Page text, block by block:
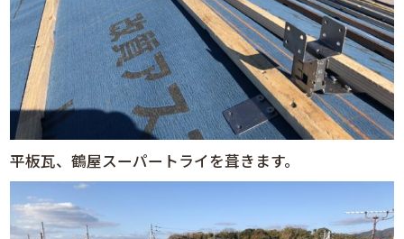
平板瓦、鶴屋スーパートライを葺きます。